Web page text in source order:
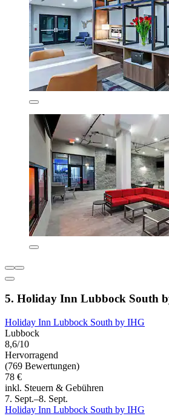
5. Holiday Inn Lubbock South
Holiday Inn Lubbock South by IHG
Lubbock
8,6/10
Hervorragend
(769 Bewertungen)
78 €
inkl. Steuern & Gebühren
7. Sept.–8. Sept.
Holiday Inn Lubbock South by IHG